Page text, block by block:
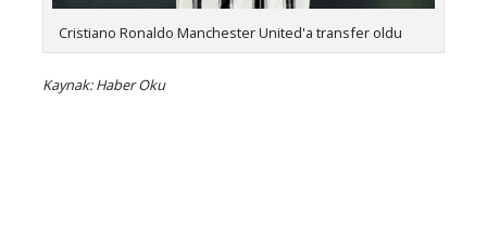
Cristiano Ronaldo Manchester United'a transfer oldu
Kaynak: Haber Oku